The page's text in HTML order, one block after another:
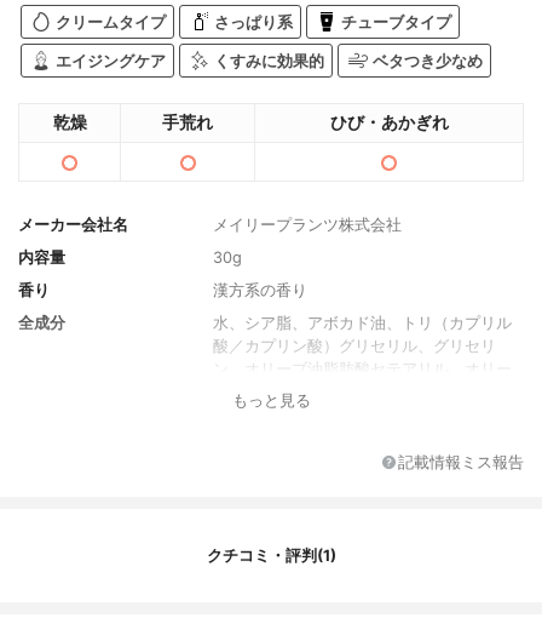
クリームタイプ さっぱり系 チューブタイプ
エイジングケア くすみに効果的 ベタつき少なめ
乾燥 手荒れ ひび・あかぎれ
メーカー会社名
メイリープランツ株式会社
内容量
30g
香り
漢方系の香り
全成分
水、シア脂、アボカド油、トリ（カプリル
酸／カプリン酸）グリセリル、グリセリ
ン、オリーブ油脂肪酸セテアリル、オリー
ブ油脂肪酸ソルビタン、アロエベラ葉エキ
ロールズ、ラベンダー油、ベチベル根油、
ズラ花エキス、ソルビン酸K
もっと見る
記載情報ミス報告
クチコミ・評判(1)